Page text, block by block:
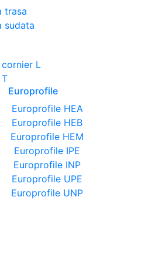
trasa
sudata
L
Europrofile
Europrofile HEA
Europrofile HEB
Europrofile HEM
Europrofile IPE
Europrofile INP
Europrofile UPE
Europrofile UNP